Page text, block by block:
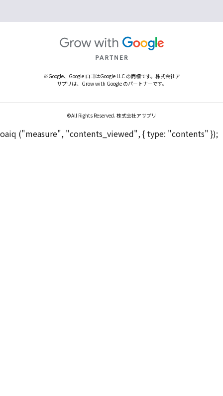
※Google、Google ロゴはGoogle LLC の商標です。株式会社ア
サプリは、Grow with Google のパートナーです。
©All Rights Reserved. 株式会社アサプリ
oaiq ("measure", "contents_viewed", { type: "contents" });